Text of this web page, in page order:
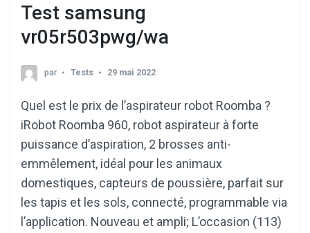
Test samsung
vr05r503pwg/wa
par Tests 29 mai 2022
Quel est le prix de l’aspirateur robot Roomba ?
iRobot Roomba 960, robot aspirateur à forte
puissance d’aspiration, 2 brosses anti-
emmêlement, idéal pour les animaux
domestiques, capteurs de poussière, parfait sur
les tapis et les sols, connecté, programmable via
l’application. Nouveau et ampli; L’occasion (113)